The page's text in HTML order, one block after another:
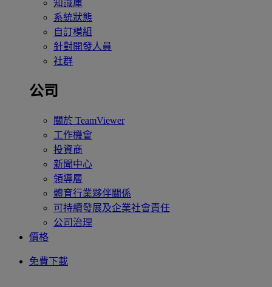
知識庫
系統狀態
自訂模組
針對開發人員
社群
公司
關於 TeamViewer
工作機會
投資商
新聞中心
領導層
體育行業夥伴關係
可持續發展及企業社會責任
公司治理
價格
免費下載